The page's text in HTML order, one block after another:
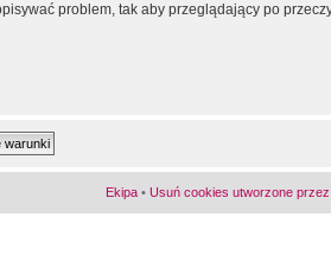
problem, tak aby przeglądający po
Ekipa • Usuń cookies utworzone